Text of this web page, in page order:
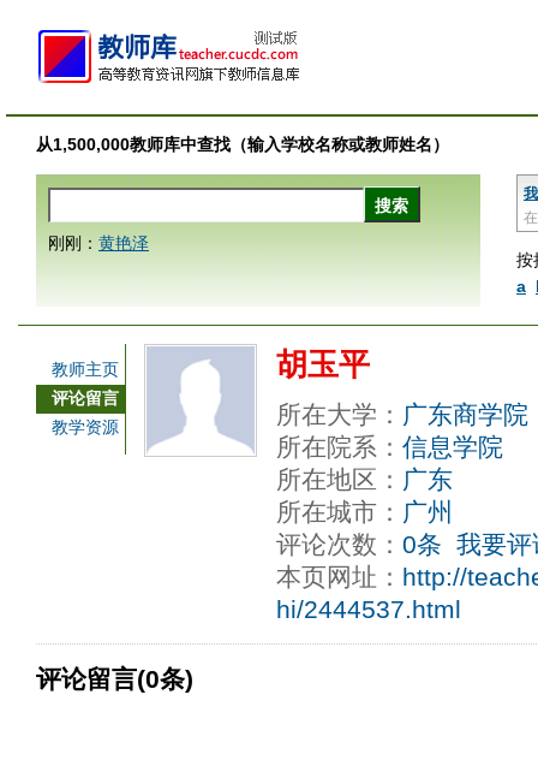
从1,500,000教师库中查找（输入学校名称或教师姓名）
按
a
刚刚： 黄艳泽
教师主页
评论留言
教学资源
胡玉平
所在大学： 广东商学院
所在院系： 信息学院
所在地区： 广东
所在城市： 广州
评论次数： 0条 我要评
本页网址： http://
hi/2444537.html
评论留言(0条)